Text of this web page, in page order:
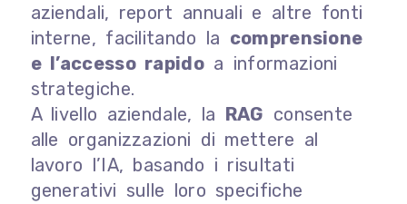
aziendali, report annuali e altre fonti
interne, facilitando la comprensione
e l’accesso rapidoa informazioni
strategiche.
A livello aziendale, la RAG consente
alle organizzazioni di mettere al
lavoro l’IA, basando i risultati
generativi sulle loro specifiche